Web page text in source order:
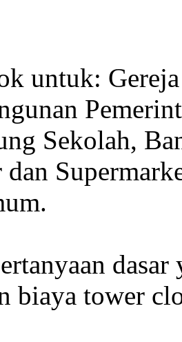
untuk:
Sekolah,
biaya tower